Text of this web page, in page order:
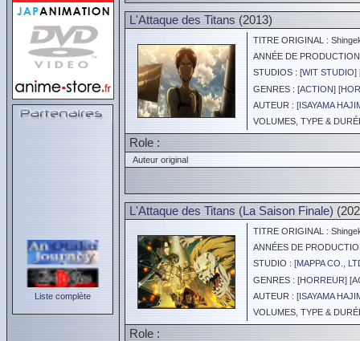
Liste complète
L'Attaque des Titans (2013)
TITRE ORIGINAL :
ANNÉE DE
STUDIOS : [WIT STUDIO]
GENRES : [ACTION] [
AUTEUR : [ISAYAMA
VOLUMES, TYPE &
Role :
Auteur original
L'Attaque des Titans (La Saison Finale)
TITRE ORIGINAL :
ANNÉES DE
STUDIO : [MAPPA CO.,
GENRES : [HORREUR] [
AUTEUR : [ISAYAMA
VOLUMES, TYPE &
Role :